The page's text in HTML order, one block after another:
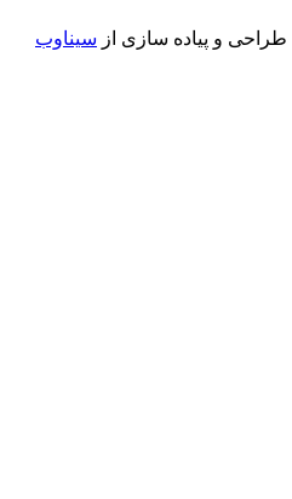
طراحی و پیاده سازی از سیناوب